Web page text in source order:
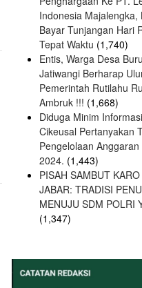
Indonesia Majalengka,
Bayar Tunjangan Hari
Tepat Waktu (1,740)
Entis, Warga Desa
Jatiwangi Berharap
Pemerintah Rutilahu
Ambruk !!! (1,668)
Diduga Minim
Cikeusal Pertanyakan
Pengelolaan
2024. (1,443)
PISAH SAMBUT
JABAR: TRADISI
MENUJU SDM POLRI
(1,347)